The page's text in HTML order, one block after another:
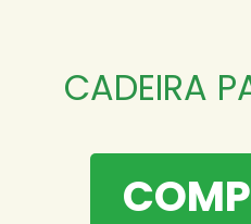
CADEIRA